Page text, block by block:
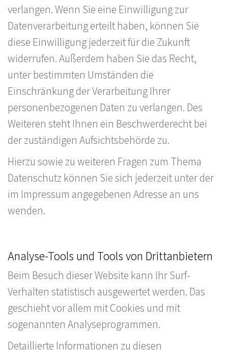
verlangen. Wenn Sie eine Einwilligung zur
Datenverarbeitung erteilt haben, können Sie
diese Einwilligung jederzeit für die Zukunft
widerrufen. Außerdem haben Sie das Recht,
unter bestimmten Umständen die
Einschränkung der Verarbeitung Ihrer
personenbezogenen Daten zu verlangen. Des
Weiteren steht Ihnen ein Beschwerderecht bei
der zuständigen Aufsichtsbehörde zu.
Hierzu sowie zu weiteren Fragen zum Thema
Datenschutz können Sie sich jederzeit unter der
im Impressum angegebenen Adresse an uns
wenden.
Analyse-Tools und Tools von Drittanbietern
Beim Besuch dieser Website kann Ihr Surf-
Verhalten statistisch ausgewertet werden. Das
geschieht vor allem mit Cookies und mit
sogenannten Analyseprogrammen.
Detaillierte Informationen zu diesen